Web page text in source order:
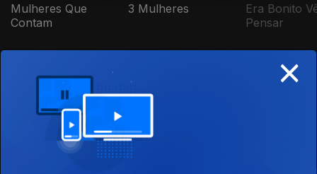
Mulheres Que
Contam
3 Mulheres
Era Bonito
Pensar
Este conteúdo faz parte de
Documentários
×